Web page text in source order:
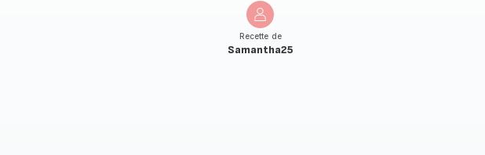
Recette de
Samantha25